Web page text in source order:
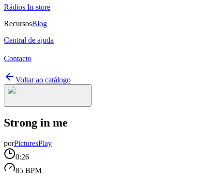
Rádios In-store
RecursosBlog
Central de ajuda
Contacto
Voltar ao catálogo
Strong in me
porPicturesPlay
0:26
85 BPM